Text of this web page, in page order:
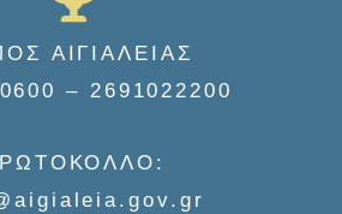
ΑΙΓΙΑΛΕΙΑΣ
– 2691022200